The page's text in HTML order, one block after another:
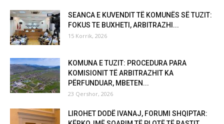
SEANCA E KUVENDIT TË KOMUNËS SË TUZIT:
FOKUS TE BUXHETI, ARBITRAZHI...
15 Korrik, 2026
KOMUNA E TUZIT: PROCEDURA PARA
KOMISIONIT TË ARBITRAZHIT KA
PËRFUNDUAR, MBETEN...
23 Qershor, 2026
LIROHET DODË IVANAJ, FORUMI SHQIPTAR: